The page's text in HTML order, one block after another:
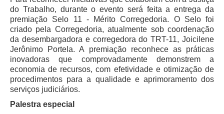
Grupo Operacional do Centro de Inteligência
Comitê de Equidade de Raça, Gênero e Diversidade
Comitê PopRuaJud
Comissão de Justiça Itinerante
Comissão Permanente de Avaliação Documental
Automação e IA
do Trabalho, durante o evento será feita a entrega da
premiação Selo 11 - Mérito Corregedoria. O Selo foi
criado pela Corregedoria, atualmente sob coordenação
da desembargadora e corregedora do TRT-11, Joicilene
Jerônimo Portela. A premiação reconhece as práticas
inovadoras que comprovadamente demonstrem a
economia de recursos, com efetividade e otimização de
procedimentos para a qualidade e aprimoramento dos
serviços judiciários.
Palestra especial